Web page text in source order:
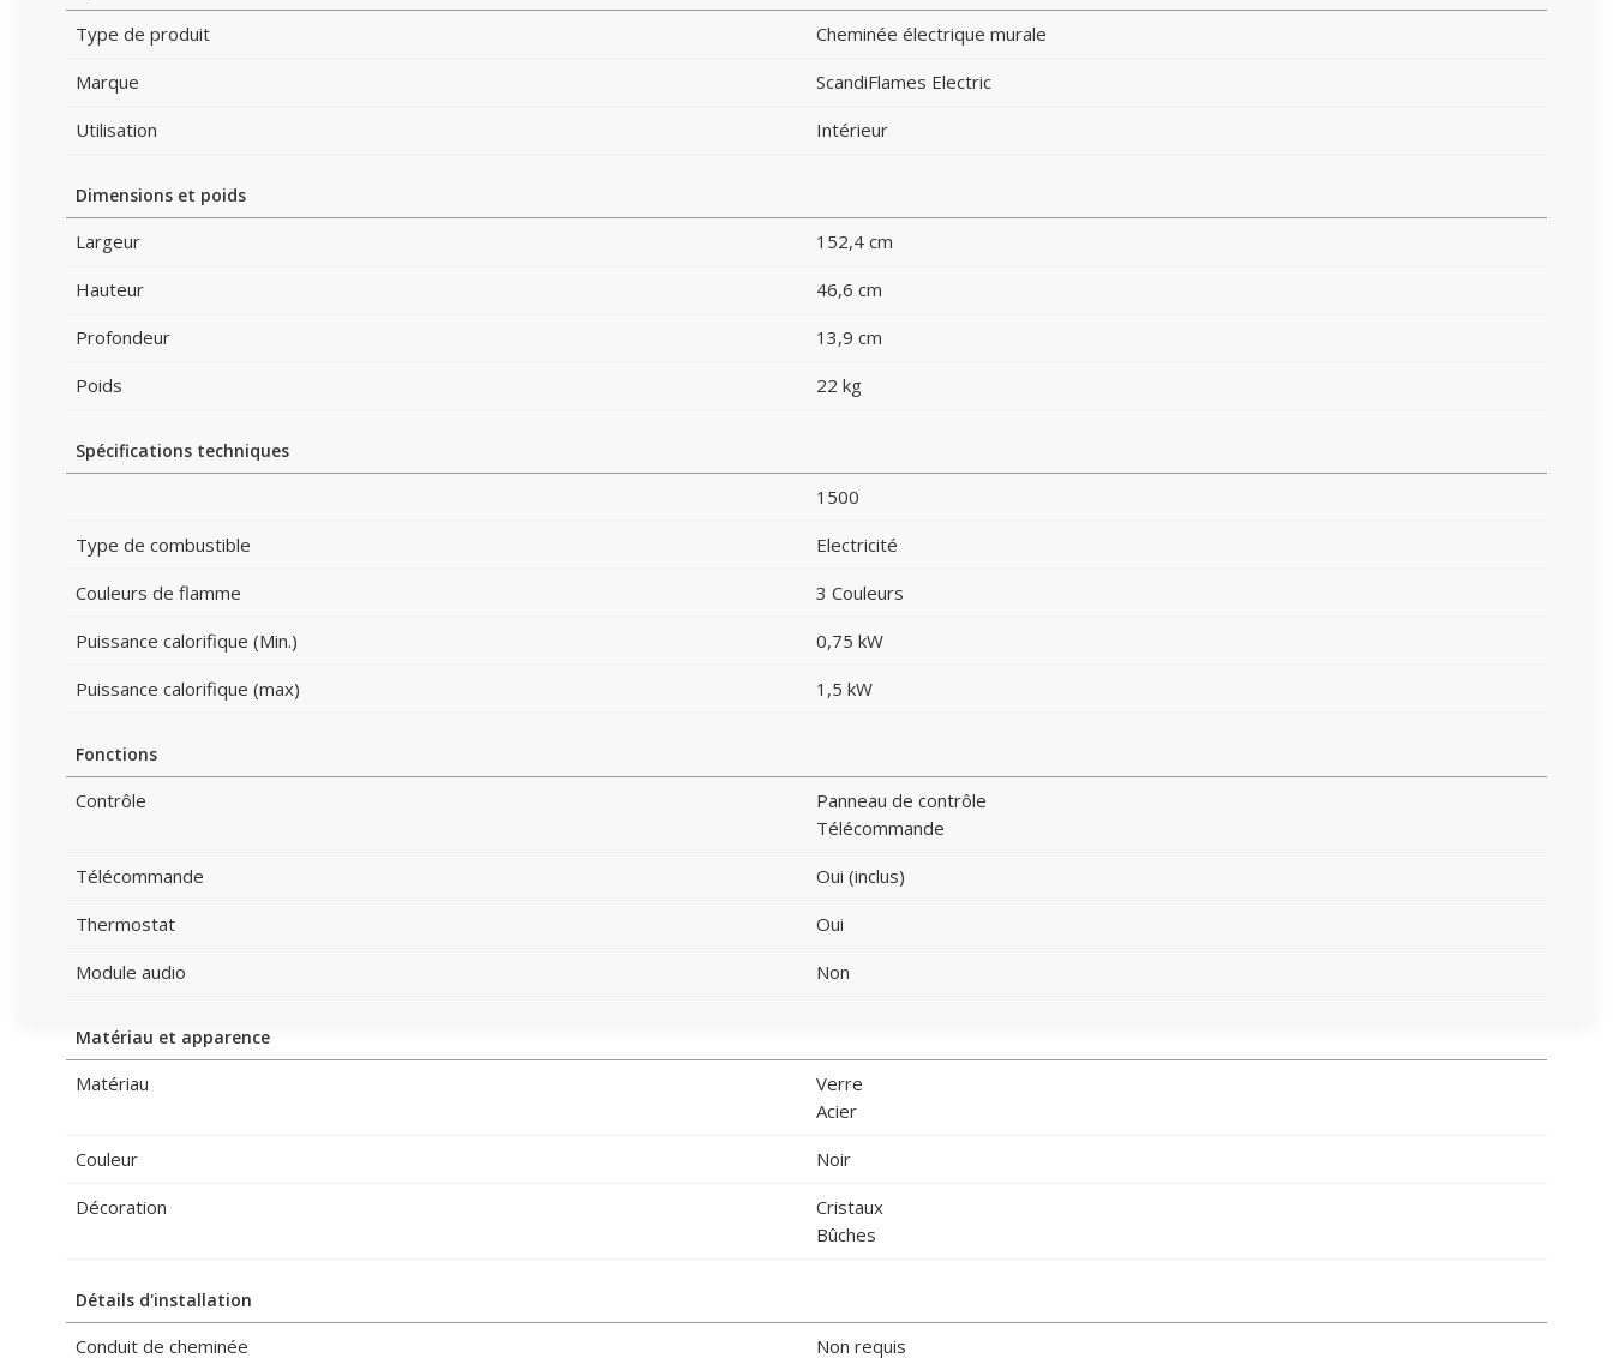
Type de produit
Cheminée électrique murale
Marque
ScandiFlames Electric
Utilisation
Intérieur
Dimensions et poids
Largeur
152,4 cm
Hauteur
46,6 cm
Profondeur
13,9 cm
Poids
22 kg
Spécifications techniques
1500
Type de combustible
Electricité
Couleurs de flamme
3 Couleurs
Puissance calorifique (Min.)
0,75 kW
Puissance calorifique (max)
1,5 kW
Fonctions
Contrôle
Panneau de contrôle
Télécommande
Télécommande
Oui (inclus)
Thermostat
Oui
Module audio
Non
Matériau et apparence
Matériau
Verre
Acier
Couleur
Noir
Décoration
Cristaux
Bûches
Détails d'installation
Conduit de cheminée Non requis